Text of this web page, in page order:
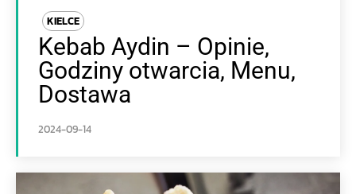
KIELCE
Kebab Aydin – Opinie,
Godziny otwarcia, Menu,
Dostawa
2024-09-14